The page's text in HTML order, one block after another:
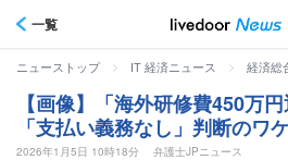
一覧
ニューストップ > IT 経済ニュース > 経済総
【画像】「海外研修費450万
「支払い義務なし」判断のワ
2026年1月5日 10時18分 弁護士JPニュース